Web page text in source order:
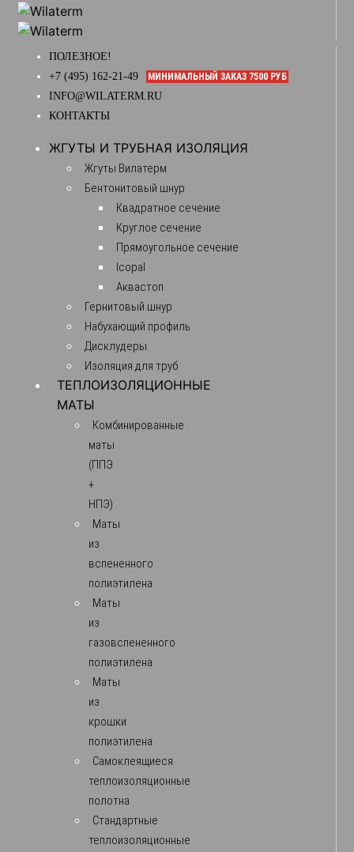
ПОЛЕЗНОЕ!
+7 (495) 162-21-49
МИНИМАЛЬНЫЙ ЗАКАЗ 7500 РУБ
INFO@WILATERM.RU
КОНТАКТЫ
ЖГУТЫ И ТРУБНАЯ ИЗОЛЯЦИЯ
Жгуты Вилатерм
Бентонитовый шнур
Квадратное сечение
Круглое сечение
Прямоугольное сечение
Icopal
Аквастоп
Гернитовый шнур
Набухающий профиль
Дисклудеры
Изоляция для труб
ТЕПЛОИЗОЛЯЦИОННЫЕ
МАТЫ
Комбинированные
маты
(ППЭ
+
НПЭ)
Маты
из
вспененного
полиэтилена
Маты
из
газовспененного
полиэтилена
Маты
из
крошки
полиэтилена
Самоклеящиеся
теплоизоляционные
полотна
Стандартные
теплоизоляционные